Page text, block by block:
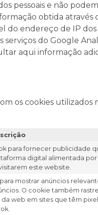
pessoais e não
obtida através
do endereço de IP dos
serviços do Google
aqui informação
os cookies utilizados
para fornecer publicidade
digital alimentada por
este website.
mostrar anúncios
O cookie também
web em sites que têm